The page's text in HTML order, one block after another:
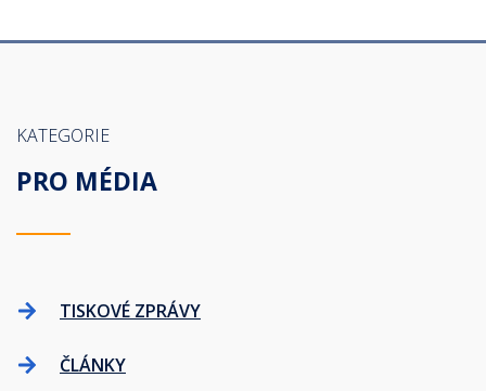
KATEGORIE
PRO MÉDIA
TISKOVÉ ZPRÁVY
ČLÁNKY